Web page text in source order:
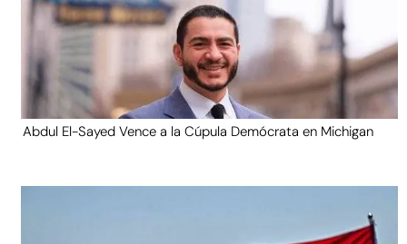
Abdul El-Sayed Vence a la Cúpula Demócrata en Michigan